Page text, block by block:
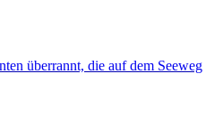
überrannt, die auf dem Seeweg